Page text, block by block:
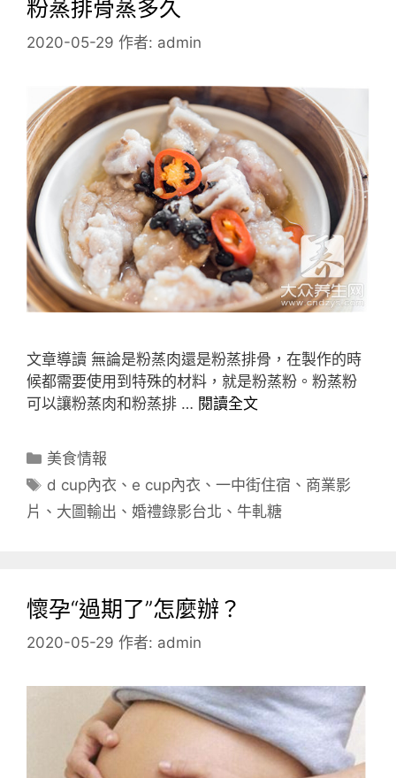
粉蒸排骨蒸多久
2020-05-29 作者: admin
文章導讀 無論是粉蒸肉還是粉蒸排骨，在製作的時
候都需要使用到特殊的材料，就是粉蒸粉。粉蒸粉
可以讓粉蒸肉和粉蒸排 … 閱讀全文
分
類
美食情報
標
d cup內衣 、 e cup內衣 、一中街住宿 、 商業影
片 、 大圖輸出 、 婚禮錄影台北 、 牛軋糖
懷孕“過期了”怎麼辦？
2020-05-29 作者: admin